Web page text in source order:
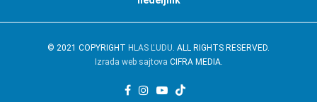
© 2021 COPYRIGHT HLAS ĽUDU . ALL RIGHTS RESERVED.
Izrada web sajtova CIFRA MEDIA.